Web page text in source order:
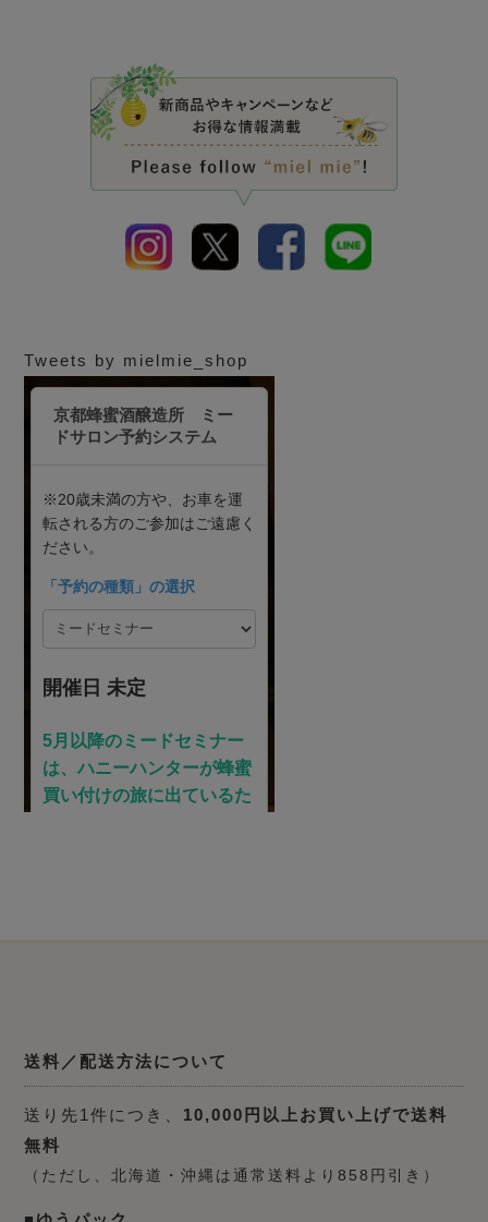
Tweets by mielmie_shop
送料／配送方法について
送り先1件につき、 10,000円以上お買い上げで送料
無料
（ただし、北海道・沖縄は通常送料より858円引き）